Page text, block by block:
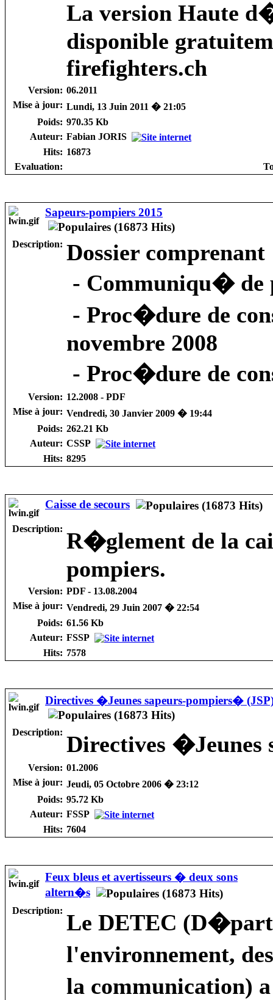
La version Haute
disponible
firefighters.ch
Version: 06.2011
Mise à jour: Lundi, 13 Juin 2011 � 21:05
Poids: 970.35 Kb
Auteur: Fabian JORIS
Hits: 16873
Evaluation:
Sapeurs-pompiers 2015
Description: Dossier comprenant
- Communiqu� de
- Proc�dure de
novembre 2008
- Proc�dure de
Version: 12.2008 - PDF
Mise à jour: Vendredi, 30 Janvier 2009 � 19:44
Poids: 262.21 Kb
Auteur: CSSP
Hits: 8295
Caisse de secours
Description: R�glement de la
pompiers.
Version: PDF - 13.08.2004
Mise à jour: Vendredi, 29 Juin 2007 � 22:54
Poids: 61.56 Kb
Auteur: FSSP
Hits: 7578
Directives �Jeunes sapeurs-pompiers�
Description: Directives �Jeunes
Version: 01.2006
Mise à jour: Jeudi, 05 Octobre 2006 � 23:12
Poids: 95.72 Kb
Auteur: FSSP
Hits: 7604
Feux bleus et avertisseurs � deux sons
altern�s
Description: Le DETEC
l'environnement,
la communication)